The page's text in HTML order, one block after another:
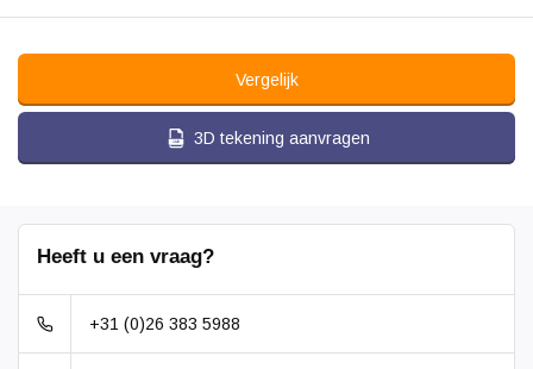
Vergelijk
3D tekening aanvragen
Heeft u een vraag?
+31 (0)26 383 5988